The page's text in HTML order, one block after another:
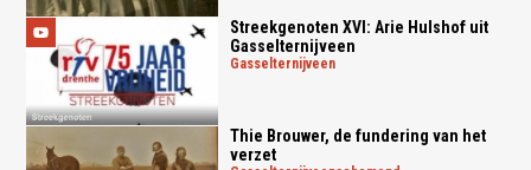
Streekgenoten XVI: Arie Hulshof uit
Gasselternijveen
gasselternijveen
Thie Brouwer, de fundering van het
verzet